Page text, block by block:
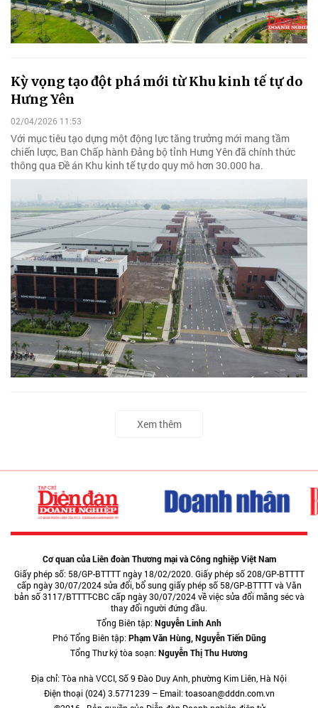
Kỳ vọng tạo đột phá mới từ Khu kinh tế tự do
Hưng Yên
02/04/2026 11:53
Với mục tiêu tạo dựng một động lực tăng trưởng mới mang tầm
chiến lược, Ban Chấp hành Đảng bộ tỉnh Hưng Yên đã chính thức
thông qua Đề án Khu kinh tế tự do quy mô hơn 30.000 ha.
Xem thêm
Cơ quan của Liên đoàn Thương mại và Công nghiệp Việt Nam
Giấy phép số: 58/GP-BTTTT ngày 18/02/2020. Giấy phép số 208/GP-BTTTT
cấp ngày 30/07/2024 sửa đổi, bổ sung giấy phép số 58/GP-BTTTT và Văn
bản số 3117/BTTTT-CBC cấp ngày 30/07/2024 về việc sửa đổi măng séc và
thay đổi người đứng đầu.
Tổng Biên tập:Nguyễn Linh Anh
Phó Tổng Biên tập:Phạm Văn Hùng, Nguyễn Tiến Dũng
Tổng Thư ký tòa soạn:Nguyễn Thị Thu Hương
Địa chỉ: Tòa nhà VCCI, Số 9 Đào Duy Anh, phường Kim Liên, Hà Nội
Điện thoại (024) 3.5771239 – Email: toasoan@dddn.com.vn